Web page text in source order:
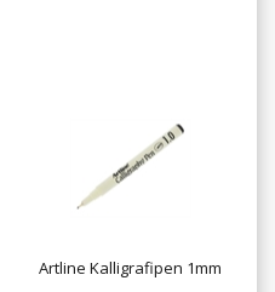
Artline Kalligrafipen 1mm